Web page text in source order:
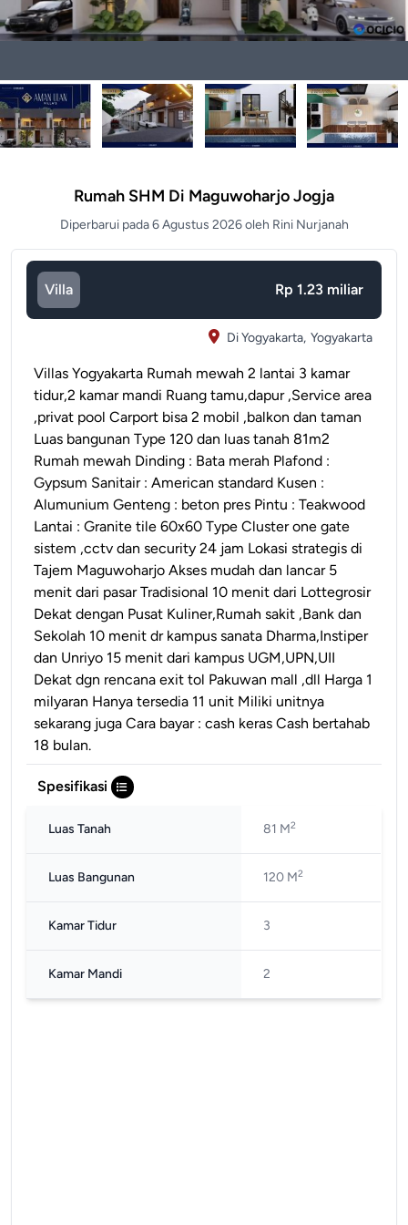
Rumah SHM Di Maguwoharjo Jogja
Diperbarui pada 6 Agustus 2026 oleh Rini Nurjanah
Villa Rp 1.23 miliar
Di Yogyakarta, Yogyakarta
Villas Yogyakarta Rumah mewah 2 lantai 3 kamar
tidur,2 kamar mandi Ruang tamu,dapur ,Service area
,privat pool Carport bisa 2 mobil ,balkon dan taman
Luas bangunan Type 120 dan luas tanah 81m2
Rumah mewah Dinding : Bata merah Plafond :
Gypsum Sanitair : American standard Kusen :
Alumunium Genteng : beton pres Pintu : Teakwood
Lantai : Granite tile 60x60 Type Cluster one gate
sistem ,cctv dan security 24 jam Lokasi strategis di
Tajem Maguwoharjo Akses mudah dan lancar 5
menit dari pasar Tradisional 10 menit dari Lottegrosir
Dekat dengan Pusat Kuliner,Rumah sakit ,Bank dan
Sekolah 10 menit dr kampus sanata Dharma,Instiper
dan Unriyo 15 menit dari kampus UGM,UPN,UII
Dekat dgn rencana exit tol Pakuwan mall ,dll Harga 1
milyaran Hanya tersedia 11 unit Miliki unitnya
sekarang juga Cara bayar : cash keras Cash bertahab
18 bulan.
Spesifikasi
Luas Tanah 81 M2
Luas Bangunan 120 M2
Kamar Tidur 3
Kamar Mandi 2